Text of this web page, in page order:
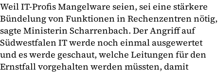
Weil IT-Profis Mangelware seien, sei eine stärkere
Bündelung von Funktionen in Rechenzentren nötig,
sagte Ministerin Scharrenbach. Der Angriff auf
Südwestfalen IT werde noch einmal ausgewertet
und es werde geschaut, welche Leitungen für den
Ernstfall vorgehalten werden müssten, damit